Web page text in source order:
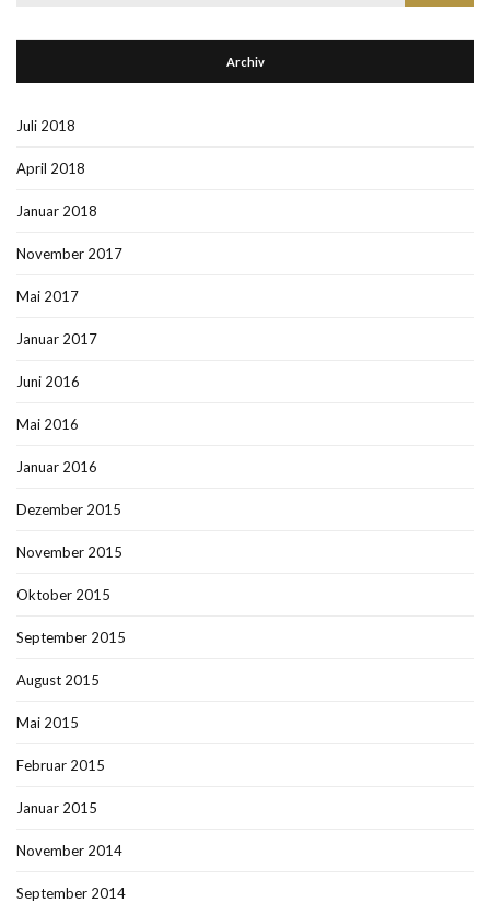
Archiv
Juli 2018
April 2018
Januar 2018
November 2017
Mai 2017
Januar 2017
Juni 2016
Mai 2016
Januar 2016
Dezember 2015
November 2015
Oktober 2015
September 2015
August 2015
Mai 2015
Februar 2015
Januar 2015
November 2014
September 2014